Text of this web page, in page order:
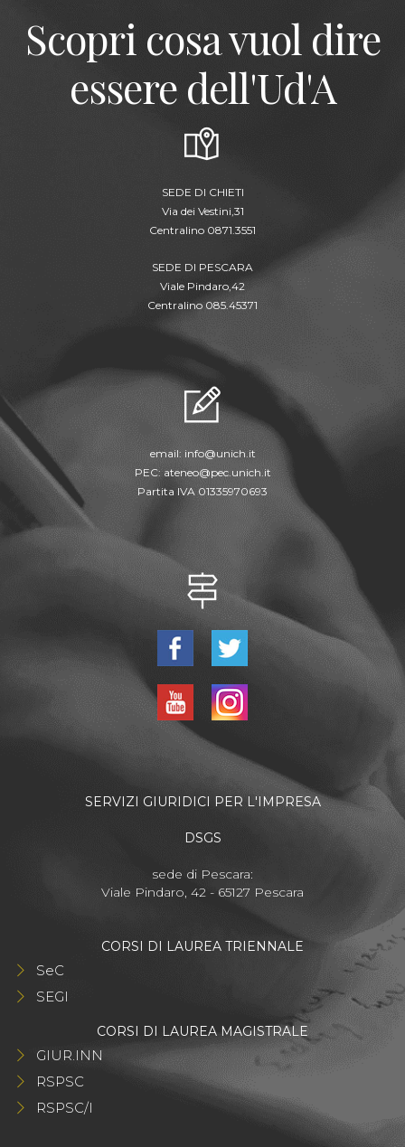
Scopri cosa vuol dire
essere dell'Ud'A
SEDE DI CHIETI
Via dei Vestini,31
Centralino 0871.3551
SEDE DI PESCARA
Viale Pindaro,42
Centralino 085.45371
email: info@unich.it
PEC:ateneo@pec.unich.it
Partita IVA 01335970693
SERVIZI GIURIDICI PER L'IMPRESA
DSGS
sede di Pescara:
Viale Pindaro, 42 - 65127 Pescara
CORSI DI LAUREA TRIENNALE
SeC
SEGI
CORSI DI LAUREA MAGISTRALE
GIUR.INN
RSPSC
RSPSC/I